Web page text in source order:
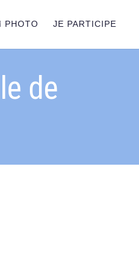
PHOTO JE PARTICIPE
de